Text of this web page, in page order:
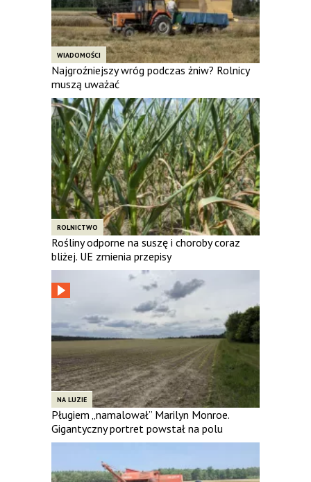
WIADOMOŚCI
Najgroźniejszy wróg podczas żniw? Rolnicy
muszą uważać
ROLNICTWO
Rośliny odporne na suszę i choroby coraz
bliżej. UE zmienia przepisy
NA LUZIE
Pługiem „namalował” Marilyn Monroe.
Gigantyczny portret powstał na polu